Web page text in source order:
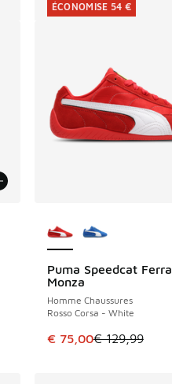
Puma Speedcat
Monza
Homme Chaussures
Rosso Corsa - White
Cet article est en
€ 75,00€ 129,99
ÉCONOMISE 54 €
ÉCONOMISE 54 €